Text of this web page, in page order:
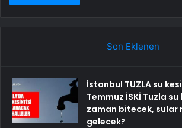
Son Eklenen
İstanbul TUZLA su
Temmuz İSKİ Tuzla
zaman bitecek, sular
gelecek?